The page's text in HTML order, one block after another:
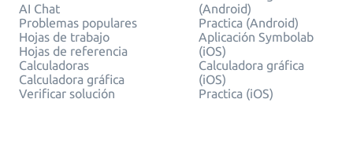
AI Chat
Problemas populares
Hojas de trabajo
Hojas de referencia
Calculadoras
Calculadora gráfica
Verificar solución
(Android)
Practica (Android)
Aplicación Symbolab
(iOS)
Calculadora gráfica
(iOS)
Practica (iOS)